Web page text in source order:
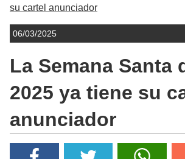
su cartel anunciador
06/03/2025
La Semana Santa
2025 ya tiene su
anunciador